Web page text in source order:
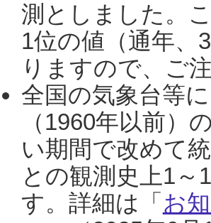
測としました。
1位の値（通年、
りますので、ご
全国の気象台等
（1960年以前）
い期間で改めて
との観測史上1
す。詳細は「 お